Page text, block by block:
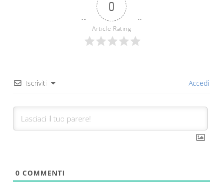
0
Article Rating
Iscriviti Accedi
0 COMMENTI